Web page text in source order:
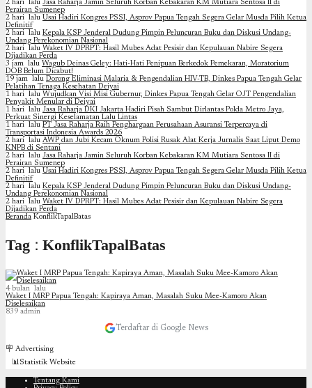
2 hari lalu Jasa Raharja Jamin Seluruh Korban Kebakaran KM Mutiara Sentosa II di
Perairan Sumenep
2 hari lalu Usai Hadiri Kongres PSSI, Asprov Papua Tengah Segera Gelar Musda Pilih Ketua
Definitif
2 hari lalu Kepala KSP Jenderal Dudung Pimpin Peluncuran Buku dan Diskusi Undang-
Undang Perekonomian Nasional
2 hari lalu Waket IV DPRPT: Hasil Mubes Adat Pesisir dan Kepulauan Nabire Segera
Dijadikan Perda
3 jam lalu Wagub Deinas Geley: Hati-Hati Penipuan Berkedok Pemekaran, Moratorium
DOB Belum Dicabut!
19 jam lalu Dorong Eliminasi Malaria & Pengendalian HIV-TB, Dinkes Papua Tengah Gelar
Pelatihan Tenaga Kesehatan Deiyai
1 hari lalu Wujudkan Visi Misi Gubernur, Dinkes Papua Tengah Gelar OJT Pengendalian
Penyakit Menular di Deiyai
1 hari lalu Jasa Raharja DKI Jakarta Hadiri Pisah Sambut Dirlantas Polda Metro Jaya,
Perkuat Sinergi Keselamatan Lalu Lintas
1 hari lalu PT Jasa Raharja Raih Penghargaan Perusahaan Asuransi Terpercaya di
Transportasi Indonesia Awards 2026
2 hari lalu AWP dan Jubi Kecam Oknum Polisi Rusak Alat Kerja Jurnalis Saat Liput Demo
KNPB di Sentani
2 hari lalu Jasa Raharja Jamin Seluruh Korban Kebakaran KM Mutiara Sentosa II di
Perairan Sumenep
2 hari lalu Usai Hadiri Kongres PSSI, Asprov Papua Tengah Segera Gelar Musda Pilih Ketua
Definitif
2 hari lalu Kepala KSP Jenderal Dudung Pimpin Peluncuran Buku dan Diskusi Undang-
Undang Perekonomian Nasional
2 hari lalu Waket IV DPRPT: Hasil Mubes Adat Pesisir dan Kepulauan Nabire Segera
Dijadikan Perda
Beranda KonflikTapalBatas
Tag : KonflikTapalBatas
4 bulan lalu
Waket I MRP Papua Tengah: Kapiraya Aman, Masalah Suku Mee-Kamoro Akan
Diselesaikan
839 admin
Terdaftar di Google News
🪧 Advertising
📊Statistik Website
Tentang Kami